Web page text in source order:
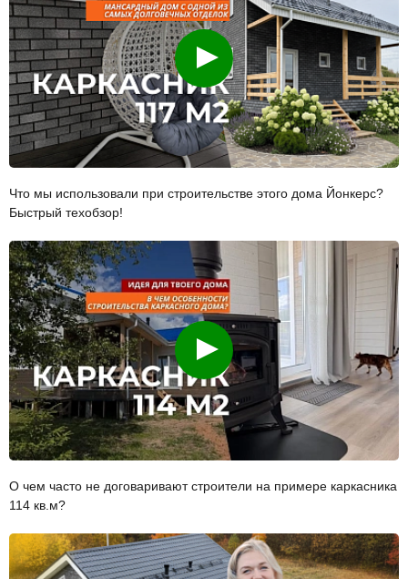
Смотреть
Что мы использовали при строительстве этого дома Йонкерс?
Быстрый техобзор!
Смотреть
О чем часто не договаривают строители на примере каркасника
114 кв.м?